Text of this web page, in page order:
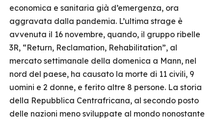
economica e sanitaria già d’emergenza, ora
aggravata dalla pandemia. L’ultima strage è
avvenuta il 16 novembre, quando, il gruppo ribelle
3R, “Return, Reclamation, Rehabilitation”, al
mercato settimanale della domenica a Mann, nel
nord del paese, ha causato la morte di 11 civili, 9
uomini e 2 donne, e ferito altre 8 persone. La storia
della Repubblica Centrafricana, al secondo posto
delle nazioni meno sviluppate al mondo nonostante